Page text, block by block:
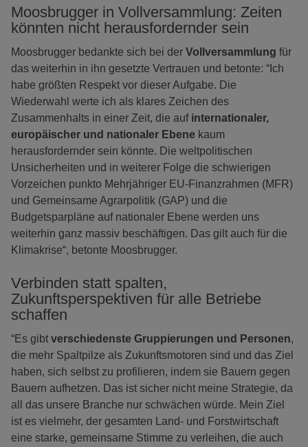
Moosbrugger in Vollversammlung: Zeiten
könnten nicht herausfordernder sein
Moosbrugger bedankte sich bei der Vollversammlung für
das weiterhin in ihn gesetzte Vertrauen und betonte: “Ich
habe größten Respekt vor dieser Aufgabe. Die
Wiederwahl werte ich als klares Zeichen des
Zusammenhalts in einer Zeit, die auf internationaler,
europäischer und nationaler Ebene kaum
herausfordernder sein könnte. Die weltpolitischen
Unsicherheiten und in weiterer Folge die schwierigen
Vorzeichen punkto Mehrjähriger EU-Finanzrahmen (MFR)
und Gemeinsame Agrarpolitik (GAP) und die
Budgetsparpläne auf nationaler Ebene werden uns
weiterhin ganz massiv beschäftigen. Das gilt auch für die
Klimakrise“, betonte Moosbrugger.
Verbinden statt spalten,
Zukunftsperspektiven für alle Betriebe
schaffen
“Es gibt verschiedenste Gruppierungen und Personen,
die mehr Spaltpilze als Zukunftsmotoren sind und das Ziel
haben, sich selbst zu profilieren, indem sie Bauern gegen
Bauern aufhetzen. Das ist sicher nicht meine Strategie, da
all das unsere Branche nur schwächen würde. Mein Ziel
ist es vielmehr, der gesamten Land- und Forstwirtschaft
eine starke, gemeinsame Stimme zu verleihen, die auch